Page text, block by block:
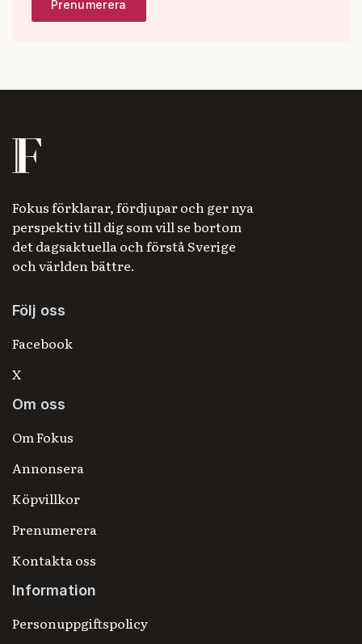
Fokus förklarar, fördjupar och ger nya
perspektiv till dig som vill se bortom
det dagsaktuella och förstå Sverige
och världen bättre.
Följ oss
Facebook
X
Om oss
Om Fokus
Annonsera
Köpvillkor
Prenumerera
Kontakta oss
Information
Personuppgiftspolicy